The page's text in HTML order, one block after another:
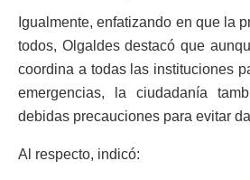
Igualmente, enfatizando en que la
todos, Olgaldes destacó que
coordina a todas las instituciones
emergencias, la ciudadanía
debidas precauciones para evitar
Al respecto, indicó: